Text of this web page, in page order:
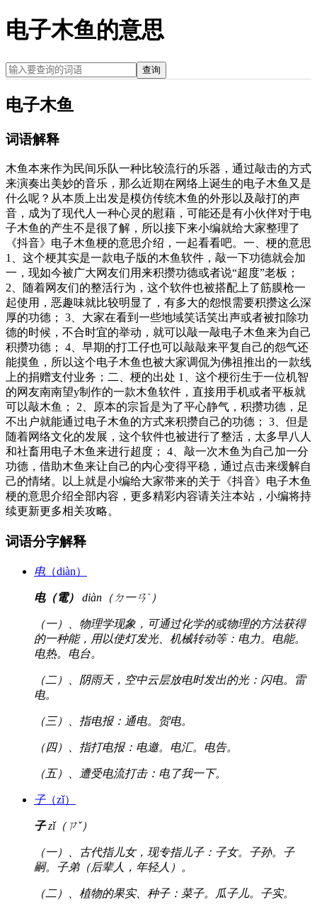
电子木鱼的意思
查询
电子木鱼
词语解释
木鱼本来作为民间乐队一种比较流行的乐器，通过敲击的方式
来演奏出美妙的音乐，那么近期在网络上诞生的电子木鱼又是
什么呢？从本质上出发是模仿传统木鱼的外形以及敲打的声
音，成为了现代人一种心灵的慰藉，可能还是有小伙伴对于电
子木鱼的产生不是很了解，所以接下来小编就给大家整理了
《抖音》电子木鱼梗的意思介绍，一起看看吧。一、梗的意思
1、这个梗其实是一款电子版的木鱼软件，敲一下功德就会加
一，现如今被广大网友们用来积攒功德或者说“超度”老板；
2、随着网友们的整活行为，这个软件也被搭配上了筋膜枪一
起使用，恶趣味就比较明显了，有多大的怨恨需要积攒这么深
厚的功德； 3、大家在看到一些地域笑话笑出声或者被扣除功
德的时候，不合时宜的举动，就可以敲一敲电子木鱼来为自己
积攒功德； 4、早期的打工仔也可以敲敲来平复自己的怨气还
能摸鱼，所以这个电子木鱼也被大家调侃为佛祖推出的一款线
上的捐赠支付业务；二、梗的出处 1、这个梗衍生于一位机智
的网友南南望y制作的一款木鱼软件，直接用手机或者平板就
可以敲木鱼； 2、原本的宗旨是为了平心静气，积攒功德，足
不出户就能通过电子木鱼的方式来积攒自己的功德； 3、但是
随着网络文化的发展，这个软件也被进行了整活，太多早八人
和社畜用电子木鱼来进行超度； 4、敲一次木鱼为自己加一分
功德，借助木鱼来让自己的内心变得平稳，通过点击来缓解自
己的情绪。以上就是小编给大家带来的关于《抖音》电子木鱼
梗的意思介绍全部内容，更多精彩内容请关注本站，小编将持
续更新更多相关攻略。
词语分字解释
电 （diàn）
电（電） diàn（ㄉ一ㄢˋ）
（一）、物理学现象，可通过化学的或物理的方法获得
的一种能，用以使灯发光、机械转动等：电力。电能。
电热。电台。
（二）、阴雨天，空中云层放电时发出的光：闪电。雷
电。
（三）、指电报：通电。贺电。
（四）、指打电报：电邀。电汇。电告。
（五）、遭受电流打击：电了我一下。
子（zǐ）
子zǐ（ㄗˇ）
（一）、古代指儿女，现专指儿子：子女。子孙。子
嗣。子弟（后辈人，年轻人）。
（二）、植物的果实、种子：菜子。瓜子儿。子实。